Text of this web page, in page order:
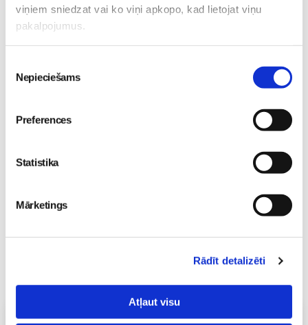
viņiem sniedzat vai ko viņi apkopo, kad lietojat viņu
pakalpojumus.
izvēle
Nepieciešams
Preferences
Statistika
Mārketings
Rādīt detalizēti
Atļaut visu
Mazulis
20. Jul 09:33
Mazulis
Vecāku skola